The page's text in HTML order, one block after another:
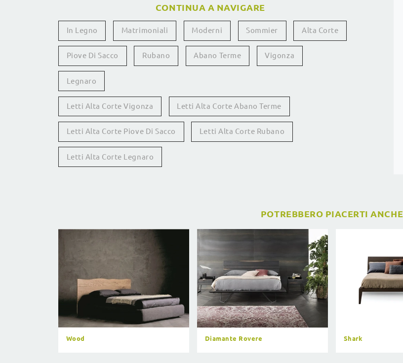
CONTINUA A NAVIGARE
In Legno Matrimoniali Moderni Sommier Alta Corte
Piove Di Sacco Rubano Abano Terme Vigonza
Legnaro
Letti Alta Corte Vigonza Letti Alta Corte Abano Terme
Letti Alta Corte Piove Di Sacco Letti Alta Corte Rubano
Letti Alta Corte Legnaro
POTREBBERO PIACERTI ANCHE
Wood Diamante Rovere Shark